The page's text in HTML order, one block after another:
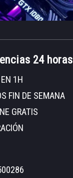
24 horas
1H
FIN DE SEMANA
GRATIS